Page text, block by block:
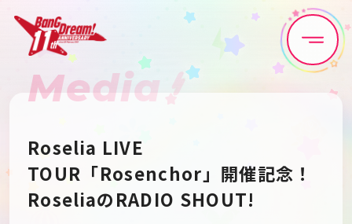
Home News
Artist Anime
Media
Roselia LIVE
TOUR「Rosenchor」開催記念！
RoseliaのRADIO SHOUT!